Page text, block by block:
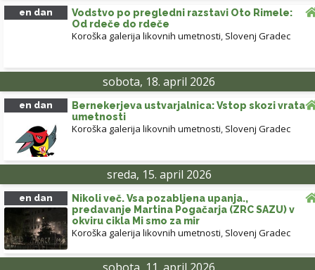
en dan
Vodstvo po pregledni razstavi Oto Rimele:
Od rdeče do rdeče
Koroška galerija likovnih umetnosti, Slovenj Gradec
sobota, 18. april 2026
en dan
Bernekerjeva ustvarjalnica: Vstop skozi vrata
umetnosti
Koroška galerija likovnih umetnosti, Slovenj Gradec
sreda, 15. april 2026
en dan
Nikoli več. Vsa pozabljena upanja.,
predavanje Martina Pogačarja (ZRC SAZU) v
okviru cikla Mi smo za mir
Koroška galerija likovnih umetnosti, Slovenj Gradec